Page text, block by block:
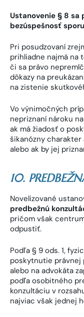
Ustanovenie § 8 sa
bezúspešnosť
Pri posudzovaní
prihliadne najmä na
či sa právo
dôkazy na
na zistenie
Vo výnimočných
nepriznaní nároku
ak má žiadosť o
šikanózny charakter
alebo ak by jej
10.
Novelizované
predbežnú
pričom však
odpustiť.
Podľa § 9 ods. 1,
poskytnutie právnej
alebo na advokáta
podľa osobitného
konzultáciu v
najviac však jednej